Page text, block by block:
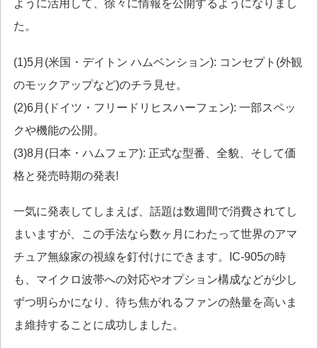
ように活用して、徐々に情報を公開するようになりまし
た。
(1)5月(米国・デイトン ハムベンション): コンセプト(外観
のモックアップなど)のチラ見せ。
(2)6月(ドイツ・フリードリヒスハーフェン): 一部スペッ
クや機能の公開。
(3)8月(日本・ハムフェア): 正式な型番、全貌、そして価
格と発売時期の発表!
一気に発表してしまえば、話題は数週間で消費されてし
まいますが、この手法なら数ヶ月にわたって世界のアマ
チュア無線家の視線を釘付けにできます。IC-905の時
も、マイクロ波帯への対応やオプション構成などが少し
ずつ明らかになり、待ち焦がれるファンの熱量を高いま
ま維持することに成功しました。